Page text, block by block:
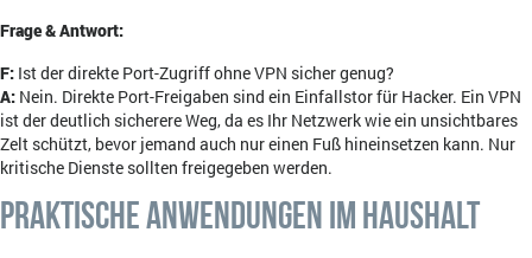
Frage & Antwort:
F: Ist der direkte Port-Zugriff ohne VPN sicher genug?
A: Nein. Direkte Port-Freigaben sind ein Einfallstor für Hacker. Ein VPN
ist der deutlich sicherere Weg, da es Ihr Netzwerk wie ein unsichtbares
Zelt schützt, bevor jemand auch nur einen Fuß hineinsetzen kann. Nur
kritische Dienste sollten freigegeben werden.
Praktische Anwendungen im Haushalt